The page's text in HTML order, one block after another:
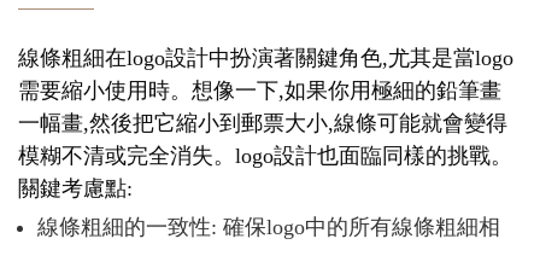
線條粗細在logo設計中扮演著關鍵角色,尤其是當logo
需要縮小使用時。想像一下,如果你用極細的鉛筆畫
一幅畫,然後把它縮小到郵票大小,線條可能就會變得
模糊不清或完全消失。logo設計也面臨同樣的挑戰。
關鍵考慮點:
線條粗細的一致性: 確保logo中的所有線條粗細相